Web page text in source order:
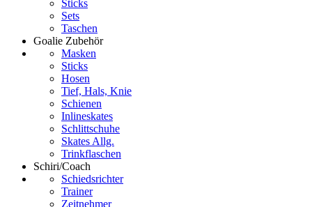
Sticks
Sets
Taschen
Goalie Zubehör
Masken
Sticks
Hosen
Tief, Hals, Knie
Schienen
Inlineskates
Schlittschuhe
Skates Allg.
Trinkflaschen
Schiri/Coach
Schiedsrichter
Trainer
Zeitnehmer